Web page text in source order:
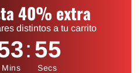
40% extra
distintos a tu carrito
: 55
Mins Secs